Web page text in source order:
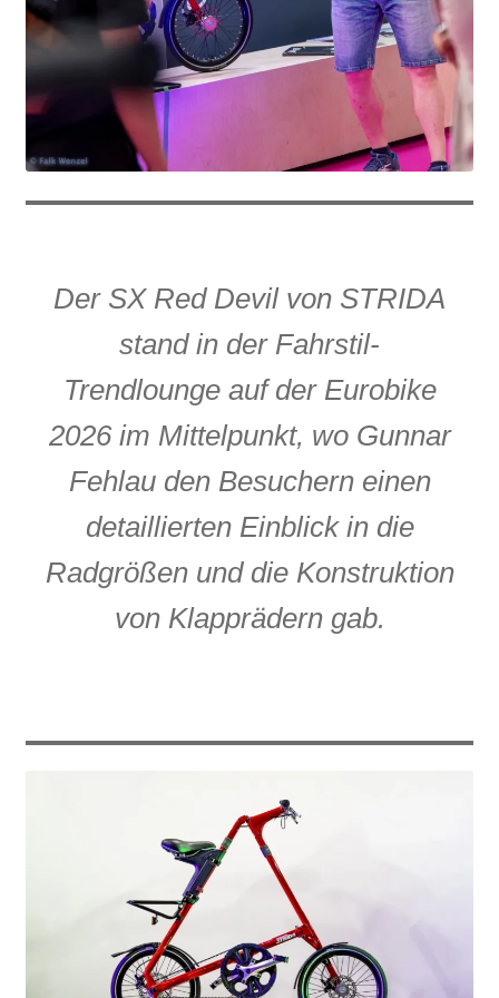
Der SX Red Devil von STRIDA
stand in der Fahrstil-
Trendlounge auf der Eurobike
2026 im Mittelpunkt, wo Gunnar
Fehlau den Besuchern einen
detaillierten Einblick in die
Radgrößen und die Konstruktion
von Klapprädern gab.